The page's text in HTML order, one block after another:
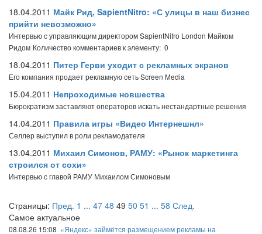
18.04.2011 Майк Рид, SapientNitro: «С улицы в наш бизнес
прийти невозможно»
Интервью с управляющим директором SapientNitro London Майком
Ридом Количество комментариев к элементу: 0
18.04.2011 Питер Герви уходит с рекламных экранов
Его компания продает рекламную сеть Screen Media
15.04.2011 Непроходимые новшества
Бюрократизм заставляют операторов искать нестандартные решения
14.04.2011 Правила игры «Видео Интернешнл»
Селлер выступил в роли рекламодателя
13.04.2011 Михаил Симонов, РАМУ: «Рынок маркетинга
строился от сохи»
Интервью с главой РАМУ Михаилом Симоновым
Страницы: Пред. 1 ... 47 48 49 50 51 ... 58 След.
Самое актуальное
08.08.26 15:08 «Яндекс» займётся размещением рекламы на